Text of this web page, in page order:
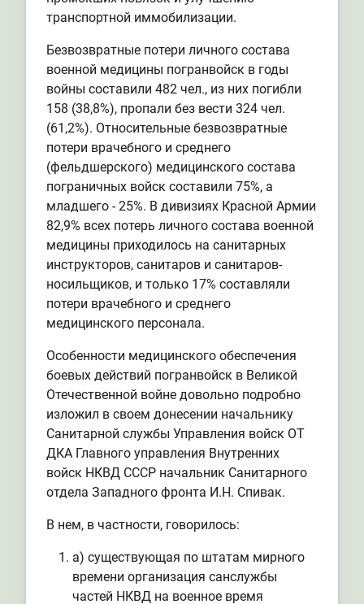
транспортной иммобилизации.
Безвозвратные потери личного состава
военной медицины погранвойск в годы
войны составили 482 чел., из них погибли
158 (38,8%), пропали без вести 324 чел.
(61,2%). Относительные безвозвратные
потери врачебного и среднего
(фельдшерского) медицинского состава
пограничных войск составили 75%, а
младшего - 25%. В дивизиях Красной Армии
82,9% всех потерь личного состава военной
медицины приходилось на санитарных
инструкторов, санитаров и санитаров-
носильщиков, и только 17% составляли
потери врачебного и среднего
медицинского персонала.
Особенности медицинского обеспечения
боевых действий погранвойск в Великой
Отечественной войне довольно подробно
изложил в своем донесении начальнику
Санитарной службы Управления войск ОТ
ДКА Главного управления Внутренних
войск НКВД СССР начальник Санитарного
отдела Западного фронта И.Н. Спивак.
В нем, в частности, говорилось:
а) существующая по штатам мирного
времени организация санслужбы
частей НКВД на военное время